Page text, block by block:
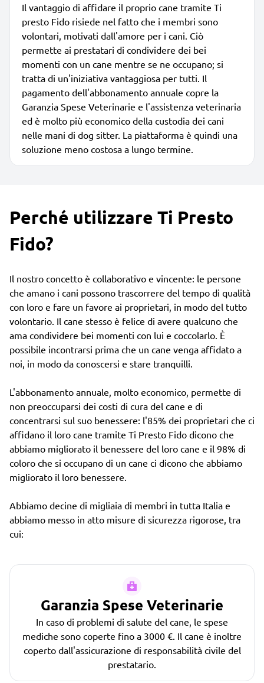
Il vantaggio di affidare il proprio cane tramite Ti
presto Fido risiede nel fatto che i membri sono
volontari, motivati dall'amore per i cani. Ciò
permette ai prestatari di condividere dei bei
momenti con un cane mentre se ne occupano; si
tratta di un'iniziativa vantaggiosa per tutti. Il
pagamento dell'abbonamento annuale copre la
Garanzia Spese Veterinarie e l'assistenza veterinaria
ed è molto più economico della custodia dei cani
nelle mani di dog sitter. La piattaforma è quindi una
soluzione meno costosa a lungo termine.
Perché utilizzare Ti Presto
Fido?
Il nostro concetto è collaborativo e vincente: le persone
che amano i cani possono trascorrere del tempo di qualità
con loro e fare un favore ai proprietari, in modo del tutto
volontario. Il cane stesso è felice di avere qualcuno che
ama condividere bei momenti con lui e coccolarlo. È
possibile incontrarsi prima che un cane venga affidato a
noi, in modo da conoscersi e stare tranquilli.
L'abbonamento annuale, molto economico, permette di
non preoccuparsi dei costi di cura del cane e di
concentrarsi sul suo benessere: l'85% dei proprietari che ci
affidano il loro cane tramite Ti Presto Fido dicono che
abbiamo migliorato il benessere del loro cane e il 98% di
coloro che si occupano di un cane ci dicono che abbiamo
migliorato il loro benessere.
Abbiamo decine di migliaia di membri in tutta Italia e
abbiamo messo in atto misure di sicurezza rigorose, tra
cui:
Garanzia Spese Veterinarie
In caso di problemi di salute del cane, le spese
mediche sono coperte fino a 3000 €. Il cane è inoltre
coperto dall'assicurazione di responsabilità civile del
prestatario.